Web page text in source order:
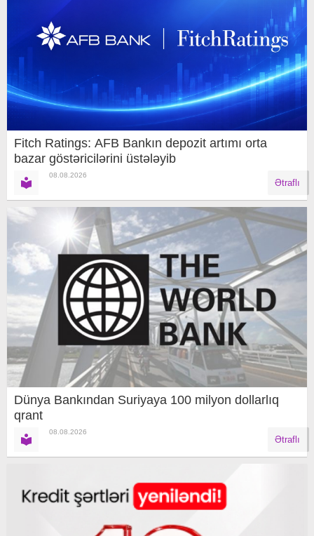
Fitch Ratings: AFB Bankın depozit artımı orta
bazar göstəricilərini üstələyib
08.08.2026
Ətraflı
Dünya Bankından Suriyaya 100 milyon dollarlıq
qrant
08.08.2026
Ətraflı